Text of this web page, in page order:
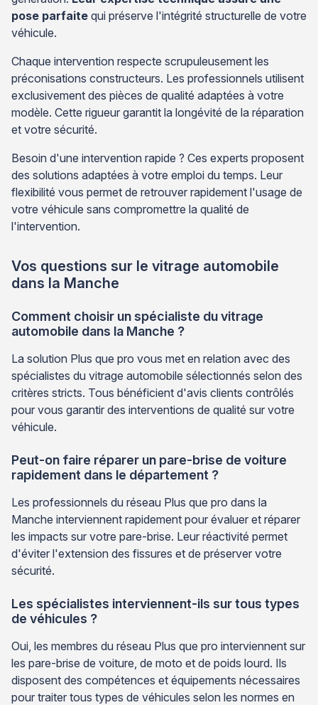
pose parfaite qui préserve l'intégrité structurelle de votre
véhicule.
Chaque intervention respecte scrupuleusement les
préconisations constructeurs. Les professionnels utilisent
exclusivement des pièces de qualité adaptées à votre
modèle. Cette rigueur garantit la longévité de la réparation
et votre sécurité.
Besoin d'une intervention rapide ? Ces experts proposent
des solutions adaptées à votre emploi du temps. Leur
flexibilité vous permet de retrouver rapidement l'usage de
votre véhicule sans compromettre la qualité de
l'intervention.
Vos questions sur le vitrage automobile
dans la Manche
Comment choisir un spécialiste du vitrage
automobile dans la Manche ?
La solution Plus que pro vous met en relation avec des
spécialistes du vitrage automobile sélectionnés selon des
critères stricts. Tous bénéficient d'avis clients contrôlés
pour vous garantir des interventions de qualité sur votre
véhicule.
Peut-on faire réparer un pare-brise de voiture
rapidement dans le département ?
Les professionnels du réseau Plus que pro dans la
Manche interviennent rapidement pour évaluer et réparer
les impacts sur votre pare-brise. Leur réactivité permet
d'éviter l'extension des fissures et de préserver votre
sécurité.
Les spécialistes interviennent-ils sur tous types
de véhicules ?
Oui, les membres du réseau Plus que pro interviennent sur
les pare-brise de voiture, de moto et de poids lourd. Ils
disposent des compétences et équipements nécessaires
pour traiter tous types de véhicules selon les normes en